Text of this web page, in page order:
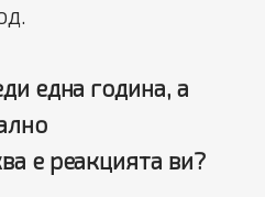
една година, а
е реакцията ви?